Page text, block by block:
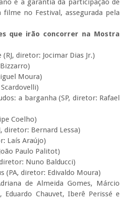
é a garantia da participação de
no Festival, assegurada pela
que irão concorrer na Mostra
diretor: Jocimar Dias Jr.)
Moura)
a barganha (SP, diretor: Rafael
Coelho)
diretor: Bernard Lessa)
Laís Araújo)
Paulo Palitot)
Nuno Balducci)
(PA, diretor: Edivaldo Moura)
de Almeida Gomes, Márcio
Eduardo Chauvet, Iberê Perissé e